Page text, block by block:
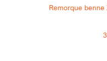
Remorque